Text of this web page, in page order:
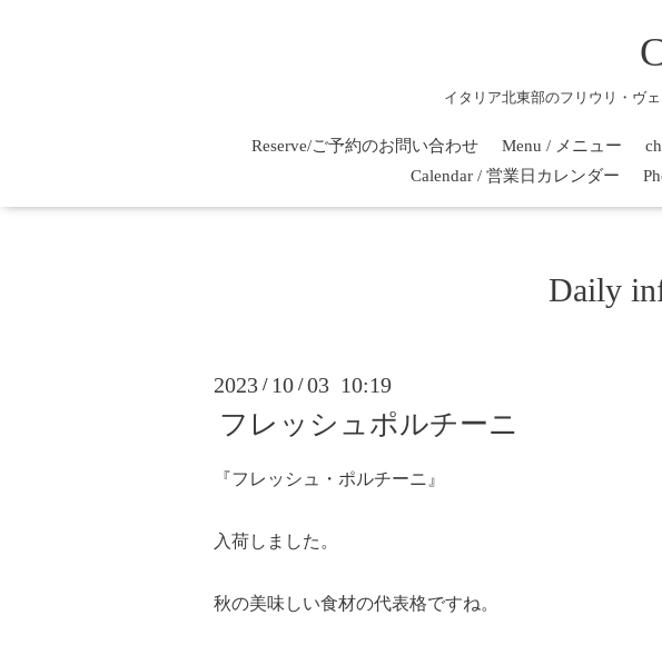
イタリア北東部のフリウリ・ヴ
Reserve/ご予約のお問い合わせ Menu / メニュー
Calendar / 営業日カレンダー
Daily
2023 / 10 /03 10:19
フレッシュポルチーニ
『フレッシュ・ポルチーニ』
入荷しました。
秋の美味しい食材の代表格ですね。